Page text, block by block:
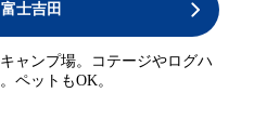
士吉田
ャンプ場。コテージやログハ
ペットもOK。